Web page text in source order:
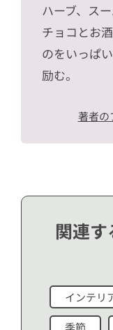
ハーブ、ス
チョコとお
のをいっぱ
励む。
著者の
関連
インテリ
季節